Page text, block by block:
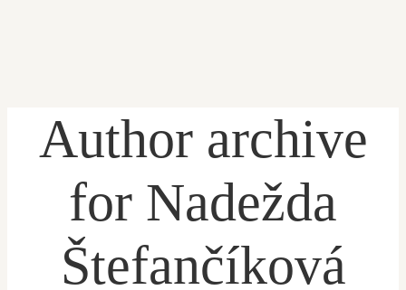
ÚVOD
PRIHLÁŠKA ŽIACKA KNIŽKA
Author archive
for Nadežda
Štefančíková